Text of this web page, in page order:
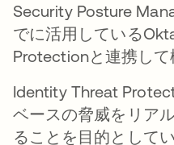
Security Posture
でに活用している
Protectionと連携して
Identity Threat
ベースの脅威をリア
ることを目的として